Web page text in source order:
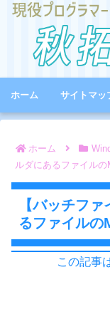
ホーム サイトマッ
ホーム
ルダにあるファイル
【バッチフ
るファイルの
この記事